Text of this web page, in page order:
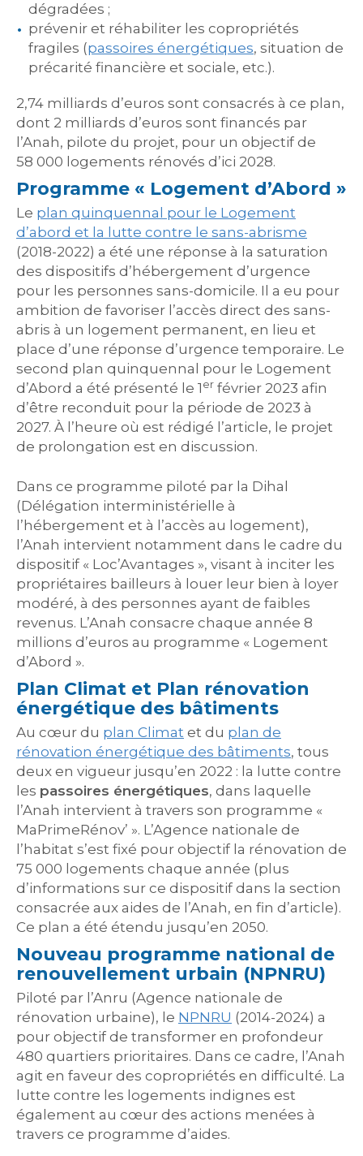
dégradées ;
prévenir et réhabiliter les copropriétés
fragiles (passoires énergétiques, situation de
précarité financière et sociale, etc.).
2,74 milliards d’euros sont consacrés à ce plan,
dont 2 milliards d’euros sont financés par
l’Anah, pilote du projet, pour un objectif de
58 000 logements rénovés d’ici 2028.
Programme « Logement d’Abord »
Le plan quinquennal pour le Logement
d’abord et la lutte contre le sans-abrisme
(2018-2022) a été une réponse à la saturation
des dispositifs d’hébergement d’urgence
pour les personnes sans-domicile. Il a eu pour
ambition de favoriser l’accès direct des sans-
abris à un logement permanent, en lieu et
place d’une réponse d’urgence temporaire. Le
second plan quinquennal pour le Logement
d’Abord a été présenté le 1 er février 2023 afin
d’être reconduit pour la période de 2023 à
2027. À l’heure où est rédigé l’article, le projet
de prolongation est en discussion.
Dans ce programme piloté par la Dihal
(Délégation interministérielle à
l’hébergement et à l’accès au logement),
l’Anah intervient notamment dans le cadre du
dispositif « Loc’Avantages », visant à inciter les
propriétaires bailleurs à louer leur bien à loyer
modéré, à des personnes ayant de faibles
revenus. L’Anah consacre chaque année 8
millions d’euros au programme « Logement
d’Abord ».
Plan Climat et Plan rénovation
énergétique des bâtiments
Au cœur du plan Climat et du plan de
rénovation énergétique des bâtiments, tous
deux en vigueur jusqu’en 2022 : la lutte contre
les passoires énergétiques, dans laquelle
l’Anah intervient à travers son programme «
MaPrimeRénov’ ». L’Agence nationale de
l’habitat s’est fixé pour objectif la rénovation de
75 000 logements chaque année (plus
d’informations sur ce dispositif dans la section
consacrée aux aides de l’Anah, en fin d’article).
Ce plan a été étendu jusqu’en 2050.
Nouveau programme national de
renouvellement urbain (NPNRU)
Piloté par l’Anru (Agence nationale de
rénovation urbaine), le NPNRU (2014-2024) a
pour objectif de transformer en profondeur
480 quartiers prioritaires. Dans ce cadre, l’Anah
agit en faveur des copropriétés en difficulté. La
lutte contre les logements indignes est
également au cœur des actions menées à
travers ce programme d’aides.